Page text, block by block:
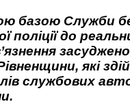
базою Служби
поліції до
які
службових